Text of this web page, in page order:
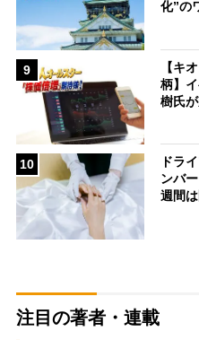
化”の
9
【キ
柄】
樹氏
10
ドラ
ンバ
週間
注目の著者・連載